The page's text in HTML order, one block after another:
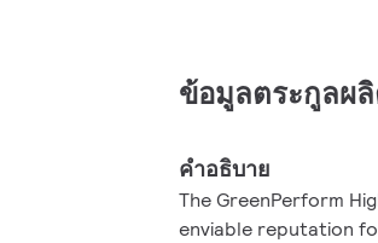
ข้อมูลตระกูลผ
คำอธิบาย
The GreenPerform
enviable reputation